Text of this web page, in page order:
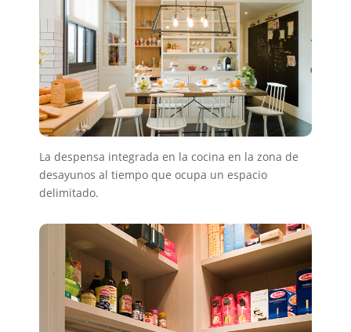
La despensa integrada en la cocina en la zona de
desayunos al tiempo que ocupa un espacio
delimitado.